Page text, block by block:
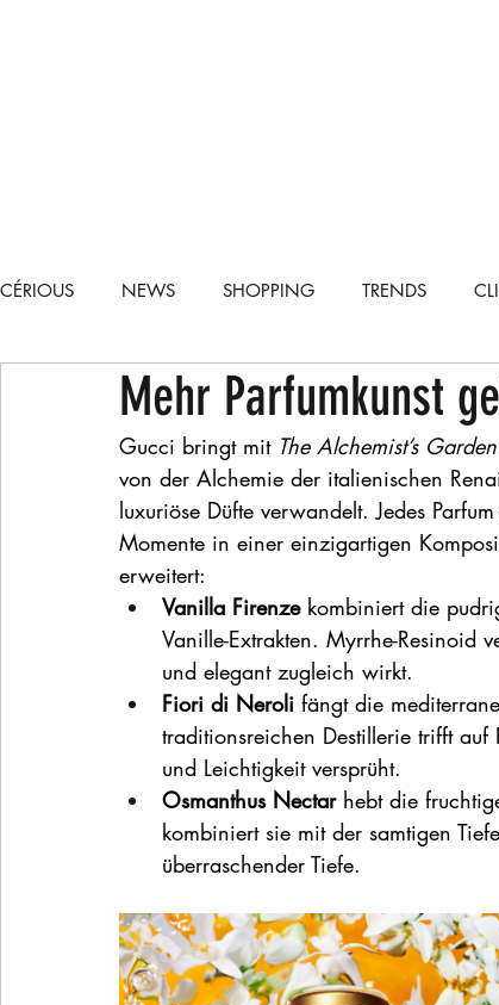
CÉRIOUS NEWS SHOPPING TRENDS
CARS RECIPES LIFESTYLE
Mehr Parfumkunst
Gucci bringt mit The Alchemist’s Garden
von der Alchemie der italienischen
luxuriöse Düfte verwandelt. Jedes
Momente in einer einzigartigen
erweitert:
Vanilla Firenze kombiniert die
Vanille-Extrakten. Myrrhe-Resinoid
und elegant zugleich wirkt.
Fiori di Neroli fängt die
traditionsreichen Destillerie trifft
und Leichtigkeit versprüht.
Osmanthus Nectar hebt die
kombiniert sie mit der samtigen
überraschender Tiefe.